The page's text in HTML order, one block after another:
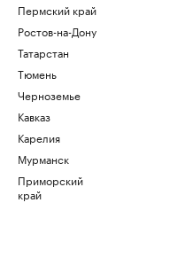
Пермский край
Ростов-на-Дону
Татарстан
Тюмень
Черноземье
Кавказ
Карелия
Мурманск
Приморский
край